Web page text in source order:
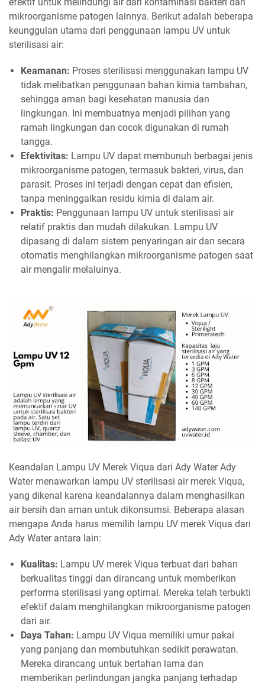
mikroorganisme patogen lainnya. Berikut adalah beberapa
keunggulan utama dari penggunaan lampu UV untuk
sterilisasi air:
Keamanan: Proses sterilisasi menggunakan lampu UV
tidak melibatkan penggunaan bahan kimia tambahan,
sehingga aman bagi kesehatan manusia dan
lingkungan. Ini membuatnya menjadi pilihan yang
ramah lingkungan dan cocok digunakan di rumah
tangga.
Efektivitas: Lampu UV dapat membunuh berbagai jenis
mikroorganisme patogen, termasuk bakteri, virus, dan
parasit. Proses ini terjadi dengan cepat dan efisien,
tanpa meninggalkan residu kimia di dalam air.
Praktis: Penggunaan lampu UV untuk sterilisasi air
relatif praktis dan mudah dilakukan. Lampu UV
dipasang di dalam sistem penyaringan air dan secara
otomatis menghilangkan mikroorganisme patogen saat
air mengalir melaluinya.
Keandalan Lampu UV Merek Viqua dari Ady Water Ady
Water menawarkan lampu UV sterilisasi air merek Viqua,
yang dikenal karena keandalannya dalam menghasilkan
air bersih dan aman untuk dikonsumsi. Beberapa alasan
mengapa Anda harus memilih lampu UV merek Viqua dari
Ady Water antara lain:
Kualitas: Lampu UV merek Viqua terbuat dari bahan
berkualitas tinggi dan dirancang untuk memberikan
performa sterilisasi yang optimal. Mereka telah terbukti
efektif dalam menghilangkan mikroorganisme patogen
dari air.
Daya Tahan: Lampu UV Viqua memiliki umur pakai
yang panjang dan membutuhkan sedikit perawatan.
Mereka dirancang untuk bertahan lama dan
memberikan perlindungan jangka panjang terhadap